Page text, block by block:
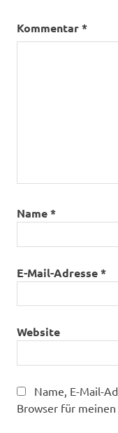
Kommentar*
Name*
E-Mail-Adresse*
Website
Name, E-Mail-
Browser für meinen